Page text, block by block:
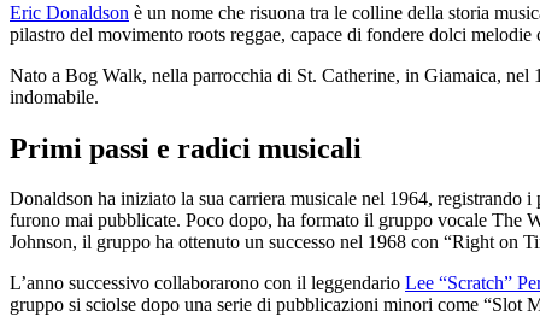
Eric Donaldson è un nome che risuona tra le colline della storia
pilastro del movimento roots reggae, capace di fondere dolci
Nato a Bog Walk, nella parrocchia di St. Catherine, in Giamaica, nel
indomabile.
Primi passi e radici musicali
Donaldson ha iniziato la sua carriera musicale nel 1964, registrando
furono mai pubblicate. Poco dopo, ha formato il gruppo vocale The
Johnson, il gruppo ha ottenuto un successo nel 1968 con “Right on
L’anno successivo collaborarono con il leggendario Lee “Scratch”
gruppo si sciolse dopo una serie di pubblicazioni minori come “Slot